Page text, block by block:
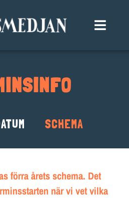
Toggle
VÅRA GRUPPER
KALENDER
SCHEMA
förra årets schema. Det
när vi vet vilka